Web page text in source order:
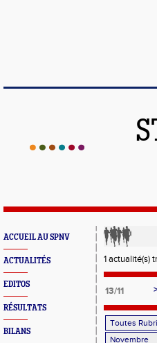
ACCUEIL AU SPNV
ACTUALITÉS
EDITOS
RÉSULTATS
BILANS
1 actualité(s)
13/11